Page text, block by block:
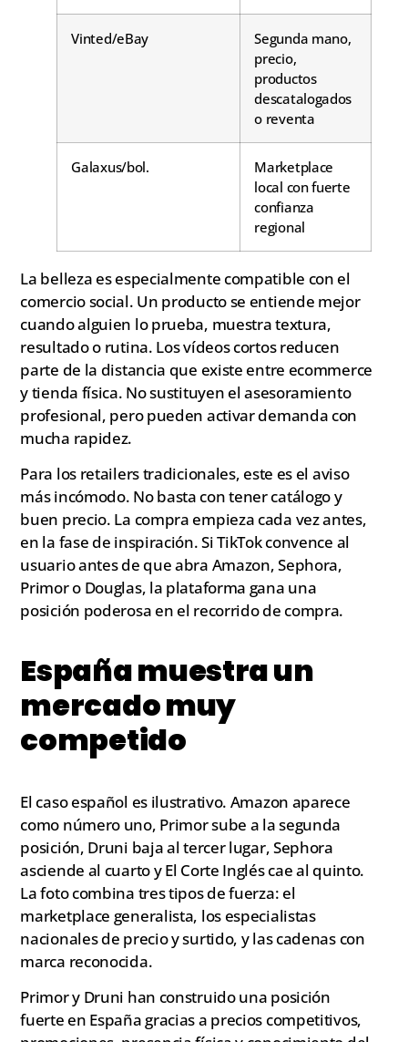
Vinted/eBay
Segunda mano,
precio,
productos
descatalogados
o reventa
Galaxus/bol.
Marketplace
local con fuerte
confianza
regional
La belleza es especialmente compatible con el
comercio social. Un producto se entiende mejor
cuando alguien lo prueba, muestra textura,
resultado o rutina. Los vídeos cortos reducen
parte de la distancia que existe entre ecommerce
y tienda física. No sustituyen el asesoramiento
profesional, pero pueden activar demanda con
mucha rapidez.
Para los retailers tradicionales, este es el aviso
más incómodo. No basta con tener catálogo y
buen precio. La compra empieza cada vez antes,
en la fase de inspiración. Si TikTok convence al
usuario antes de que abra Amazon, Sephora,
Primor o Douglas, la plataforma gana una
posición poderosa en el recorrido de compra.
España muestra un
mercado muy
competido
El caso español es ilustrativo. Amazon aparece
como número uno, Primor sube a la segunda
posición, Druni baja al tercer lugar, Sephora
asciende al cuarto y El Corte Inglés cae al quinto.
La foto combina tres tipos de fuerza: el
marketplace generalista, los especialistas
nacionales de precio y surtido, y las cadenas con
marca reconocida.
Primor y Druni han construido una posición
fuerte en España gracias a precios competitivos,